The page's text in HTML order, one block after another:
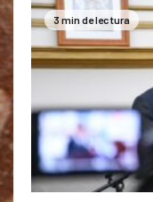
3 min de lectura